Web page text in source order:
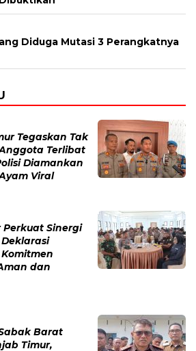
Diduga Mutasi 3 Perangkatnya
Tegaskan Tak
Terlibat
Diamankan
Viral
Perkuat Sinergi
dan
Barat
Timur,